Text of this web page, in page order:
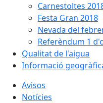
Carnestoltes
Festa Gran 2018
Nevada del
Referèndum 1
Qualitat de l'aigua
Informació
Avisos
Notícies